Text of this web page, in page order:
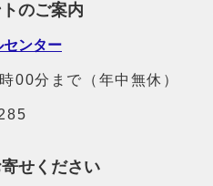
のご案内
センター
00分まで（年中無休）
せください